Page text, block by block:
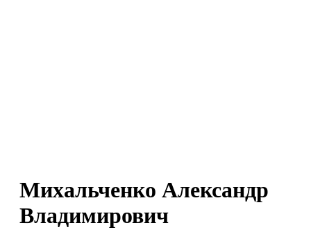
Михальченко Александр
Владимирович